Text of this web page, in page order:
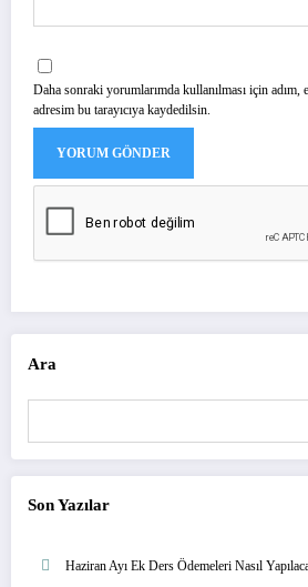
Daha sonraki yorumlarımda kullanılması için adım,
adresim bu tarayıcıya kaydedilsin.
Ara
Son Yazılar
Haziran Ayı Ek Ders Ödemeleri Nasıl